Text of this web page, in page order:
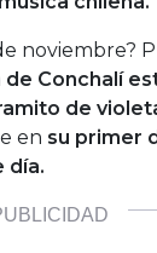
noviembre?
de Conchalí
de
en su primer
día.